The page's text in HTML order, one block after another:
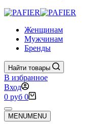
Женщинам
Мужчинам
Бренды
Найти товары
В избранное
Вход
Корзина
0 руб 0
MENUMENU